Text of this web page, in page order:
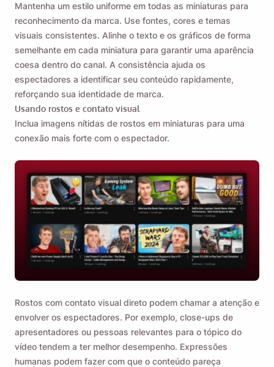
Mantenha um estilo uniforme em todas as miniaturas para
reconhecimento da marca. Use fontes, cores e temas
visuais consistentes. Alinhe o texto e os gráficos de forma
semelhante em cada miniatura para garantir uma aparência
coesa dentro do canal. A consistência ajuda os
espectadores a identificar seu conteúdo rapidamente,
reforçando sua identidade de marca.
Usando rostos e contato visual
Inclua imagens nítidas de rostos em miniaturas para uma
conexão mais forte com o espectador.
Rostos com contato visual direto podem chamar a atenção e
envolver os espectadores. Por exemplo, close-ups de
apresentadores ou pessoas relevantes para o tópico do
vídeo tendem a ter melhor desempenho. Expressões
humanas podem fazer com que o conteúdo pareça